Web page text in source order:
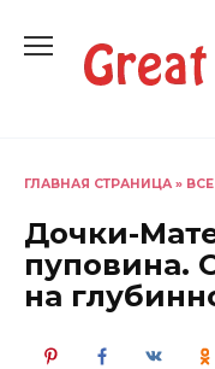
содержанию
ГЛАВНАЯ СТРАНИЦА »
Дочки-
пуповина.
на